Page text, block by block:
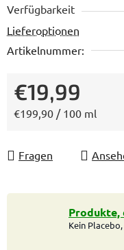
Verfügbarkeit
Lieferoptionen
Artikelnummer:
€19,99
Verkaufspreis:
€199,90 / 100 ml
Fragen
Kein